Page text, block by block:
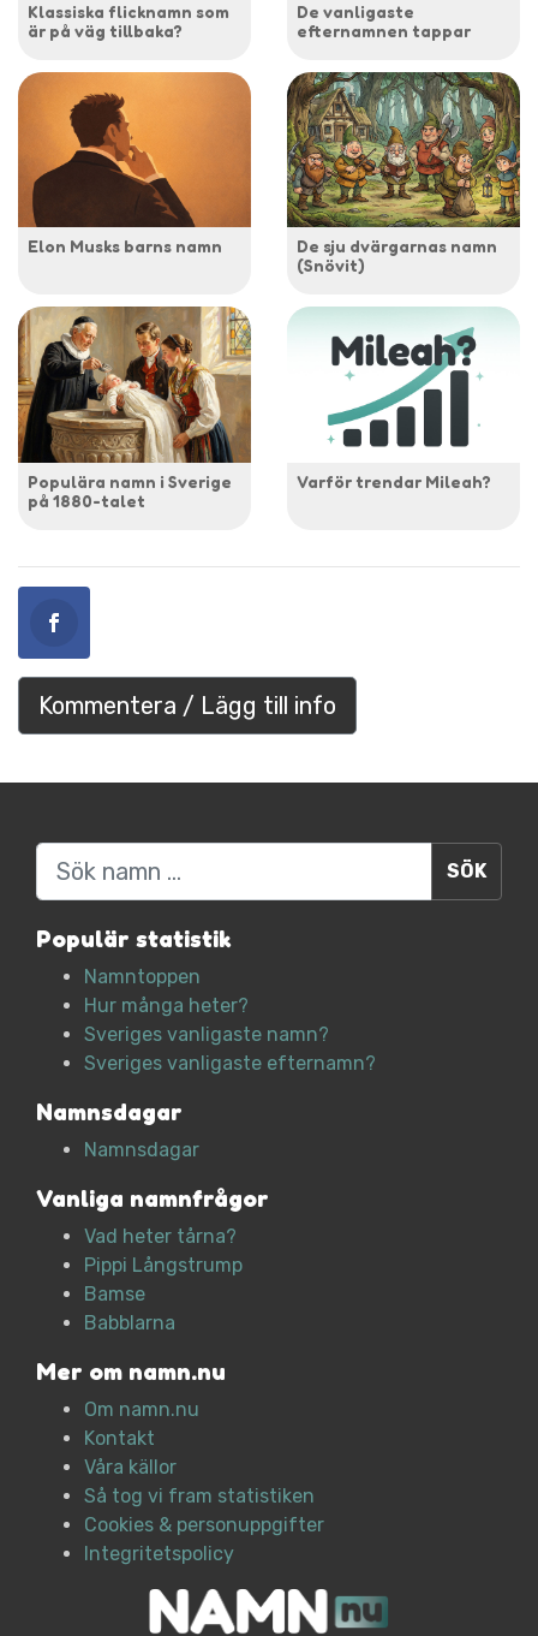
Klassiska flicknamn som
är på väg tillbaka?
De vanligaste
efternamnen tappar
Elon Musks barns namn
De sju dvärgarnas namn
(Snövit)
Populära namn i Sverige
på 1880-talet
Varför trendar Mileah?
Kommentera / Lägg till info
Sök
Populär statistik
Namntoppen
Hur många heter?
Sveriges vanligaste namn?
Sveriges vanligaste efternamn?
Namnsdagar
Namnsdagar
Vanliga namnfrågor
Vad heter tårna?
Pippi Långstrump
Bamse
Babblarna
Mer om namn.nu
Om namn.nu
Kontakt
Våra källor
Så tog vi fram statistiken
Cookies & personuppgifter
Integritetspolicy